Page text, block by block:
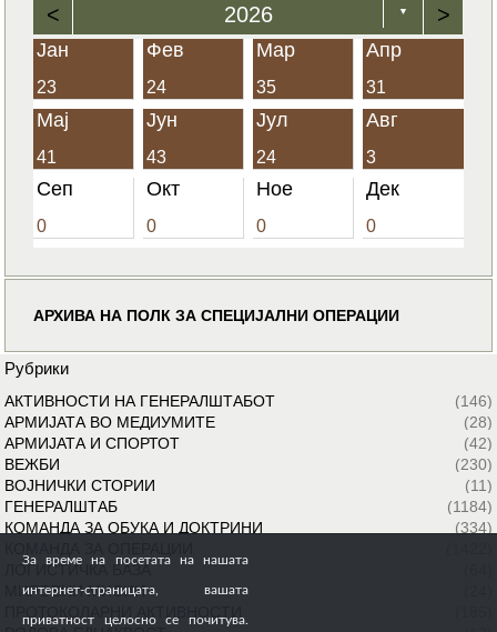
< 2026 ▼ >
Јан
23
Фев
24
Мар
35
Апр
31
Мај
41
Јун
43
Јул
24
Авг
3
Сеп
0
Окт
0
Ное
0
Дек
0
АРХИВА НА ПОЛК ЗА СПЕЦИЈАЛНИ ОПЕРАЦИИ
Рубрики
АКТИВНОСТИ НА ГЕНЕРАЛШТАБОТ
(146)
АРМИЈАТА ВО МЕДИУМИТЕ
(28)
АРМИЈАТА И СПОРТОТ
(42)
ВЕЖБИ
(230)
ВОЈНИЧКИ СТОРИИ
(11)
ГЕНЕРАЛШТАБ
(1184)
КОМАНДА ЗА ОБУКА И ДОКТРИНИ
(334)
ЛОГИСТИЧКА БАЗА
МИРОВНИ МИСИИ
За време на посетата на нашата
интернет-страницата, вашата
приватност целосно се почитува.